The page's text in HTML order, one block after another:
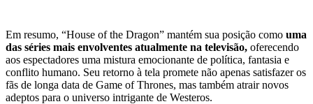
Em resumo, “House of the Dragon” mantém sua posição como uma
das séries mais envolventes atualmente na televisão, oferecendo
aos espectadores uma mistura emocionante de política, fantasia e
conflito humano. Seu retorno à tela promete não apenas satisfazer os
fãs de longa data de Game of Thrones, mas também atrair novos
adeptos para o universo intrigante de Westeros.